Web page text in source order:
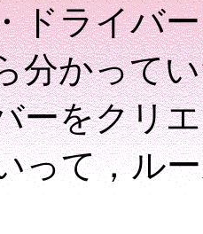
ドライバ
分かって
ーをクリ
って，ル